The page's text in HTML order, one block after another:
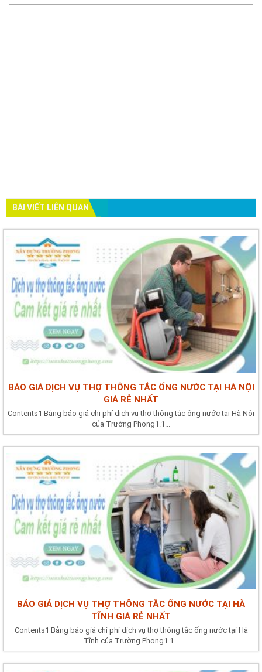
BÀI VIẾT LIÊN QUAN
BÁO GIÁ DỊCH VỤ THỢ THÔNG TẮC ỐNG NƯỚC TẠI HÀ NỘI
GIÁ RẺ NHẤT
Contents1 Bảng báo giá chi phí dịch vụ thợ thông tắc ống nước tại Hà Nội
của Trường Phong1.1...
BÁO GIÁ DỊCH VỤ THỢ THÔNG TẮC ỐNG NƯỚC TẠI HÀ
TĨNH GIÁ RẺ NHẤT
Contents1 Bảng báo giá chi phí dịch vụ thợ thông tắc ống nước tại Hà
Tĩnh của Trường Phong1.1...